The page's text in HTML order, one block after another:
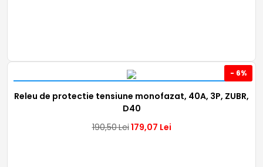
- 6%
Releu de protectie tensiune monofazat, 40A, 3P, ZUBR,
D40
190,50Lei179,07 Lei